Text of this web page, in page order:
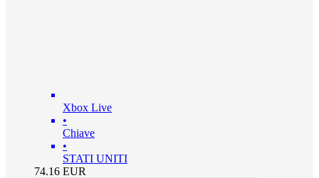
Xbox Live
•
Chiave
•
STATI UNITI
74.16 EUR